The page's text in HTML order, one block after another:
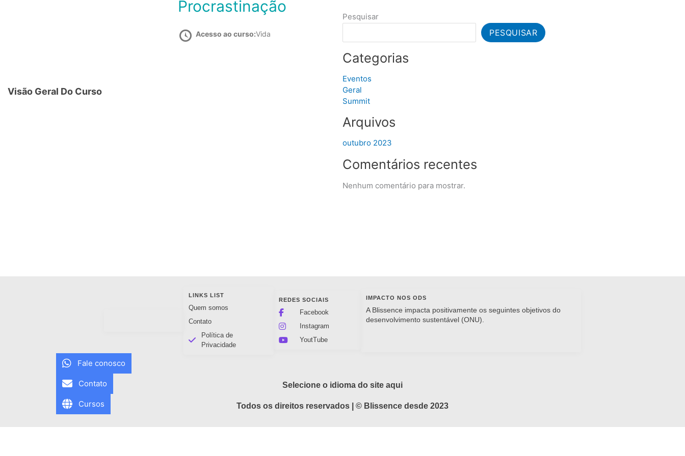
Procrastinação
Acesso ao curso:Vida
Visão Geral Do Curso
Pesquisar
PESQUISAR
Categorias
Eventos
Geral
Summit
Arquivos
outubro 2023
Comentários recentes
Nenhum comentário para mostrar.
LINKS LIST
Quem somos
Contato
Política de
Privacidade
REDES SOCIAIS
Facebook
Instagram
YoutTube
IMPACTO NOS ODS
A Blissence impacta positivamente os seguintes objetivos do
desenvolvimento sustentável (ONU).
Selecione o idioma do site aqui
Todos os direitos reservados | © Blissence desde 2023
Fale conosco
Contato
Cursos